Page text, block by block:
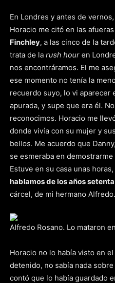
En Londres y antes de
Horacio me citó en las
Finchley, a las cinco de la
trata de la rush hour en
nos encontráramos. El me
ese momento no tenía la
recuerdo suyo, lo vi aparecer
apurada, y supe que era él.
reconocimos. Horacio me
donde vivía con su mujer y
bellos. Me acuerdo que
se esmeraba en
Estuve en su casa unas horas,
hablamos de los años setenta
cárcel, de mi hermano Alfredo.
Alfredo Rosano. Lo mataron
Horacio no lo había visto en
detenido, no sabía nada
contó que lo había guardado